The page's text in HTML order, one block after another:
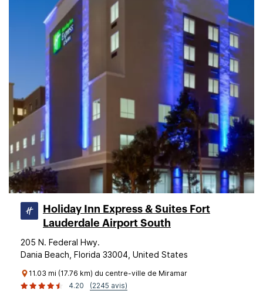
Holiday Inn Express & Suites Fort
Lauderdale Airport South
205 N. Federal Hwy.
Dania Beach, Florida 33004, United States
11.03 mi (17.76 km) du centre-ville de Miramar
4.20
(2245 avis)